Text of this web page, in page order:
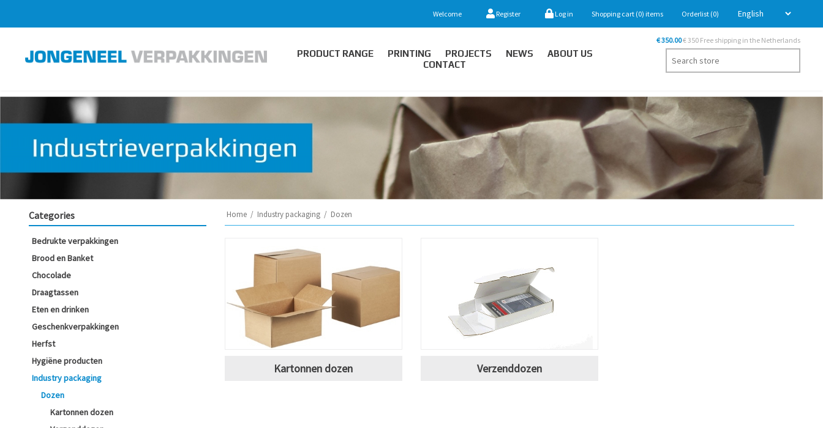
Welcome Register Log in Shopping cart (0) items Orderlist (0)
PRODUCT RANGE PRINTING PROJECTS NEWS
ABOUT US
CONTACT
€ 350.00€ 350 Free shipping in the Netherlands
Categories
Bedrukte verpakkingen
Brood en Banket
Chocolade
Draagtassen
Eten en drinken
Geschenkverpakkingen
Herfst
Hygiëne producten
Industry packaging
Dozen
Kartonnen dozen
Home / Industry packaging / Dozen
Kartonnen dozen Verzenddozen